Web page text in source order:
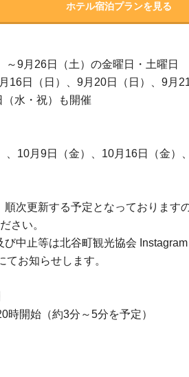
ホテル宿泊プランを見る
～9月26日（土）の金曜日・土曜日
16日（日）、9月20日（日）、9月
（水・祝）も開催
、10月9日（金）、10月16日（金）
次更新する予定となっております
さい。
中止等は北谷町観光協会
お知らせします。
時開始（約3分～5分を予定）